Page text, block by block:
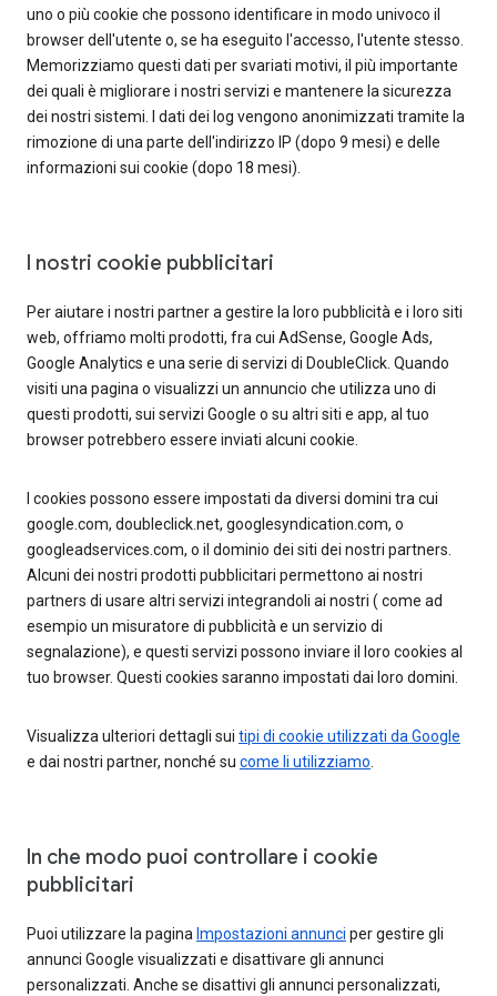
uno o più cookie che possono identificare in modo univoco il
browser dell'utente o, se ha eseguito l'accesso, l'utente stesso.
Memorizziamo questi dati per svariati motivi, il più importante
dei quali è migliorare i nostri servizi e mantenere la sicurezza
dei nostri sistemi. I dati dei log vengono anonimizzati tramite la
rimozione di una parte dell'indirizzo IP (dopo 9 mesi) e delle
informazioni sui cookie (dopo 18 mesi).
I nostri cookie pubblicitari
Per aiutare i nostri partner a gestire la loro pubblicità e i loro siti
web, offriamo molti prodotti, fra cui AdSense, Google Ads,
Google Analytics e una serie di servizi di DoubleClick. Quando
visiti una pagina o visualizzi un annuncio che utilizza uno di
questi prodotti, sui servizi Google o su altri siti e app, al tuo
browser potrebbero essere inviati alcuni cookie.
I cookies possono essere impostati da diversi domini tra cui
google.com, doubleclick.net, googlesyndication.com, o
googleadservices.com, o il dominio dei siti dei nostri partners.
Alcuni dei nostri prodotti pubblicitari permettono ai nostri
partners di usare altri servizi integrandoli ai nostri ( come ad
esempio un misuratore di pubblicità e un servizio di
segnalazione), e questi servizi possono inviare il loro cookies al
tuo browser. Questi cookies saranno impostati dai loro domini.
Visualizza ulteriori dettagli sui tipi di cookie utilizzati da Google
e dai nostri partner, nonché su come li utilizziamo.
In che modo puoi controllare i cookie
pubblicitari
Puoi utilizzare la pagina Impostazioni annunci per gestire gli
annunci Google visualizzati e disattivare gli annunci
personalizzati. Anche se disattivi gli annunci personalizzati,